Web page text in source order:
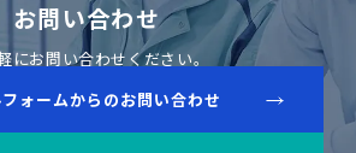
お問い合わせ
にお問い合わせください。
ォームからのお問い合わせ